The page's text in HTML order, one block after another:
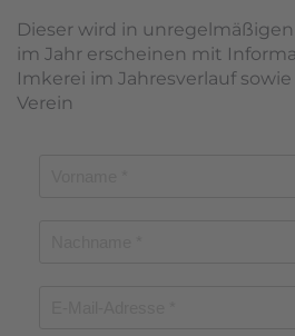
Dieser wird in
im Jahr erscheinen mit
Imkerei im Jahresverlauf
Verein